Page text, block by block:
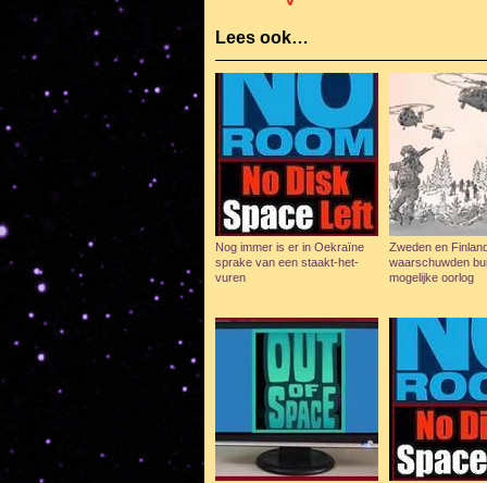
Lees ook…
Nog immer is er in Oekraïne
sprake van een staakt-het-
vuren
Zweden en
waarschuwden
mogelijke oorlog